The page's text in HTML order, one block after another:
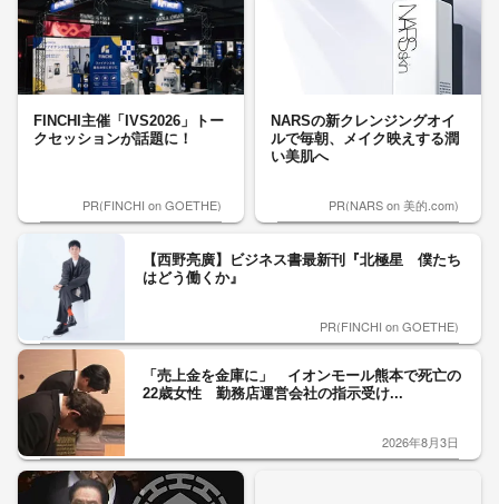
FINCHI主催「IVS2026」トー
クセッションが話題に！
PR(FINCHI on GOETHE)
NARSの新クレンジングオイ
ルで毎朝、メイク映えする潤
い美肌へ
PR(NARS on 美的.com)
【西野亮廣】ビジネス書最新刊『北極星 僕たち
はどう働くか』
PR(FINCHI on GOETHE)
「売上金を金庫に」 イオンモール熊本で死亡の
22歳女性 勤務店運営会社の指示受け...
2026年8月3日